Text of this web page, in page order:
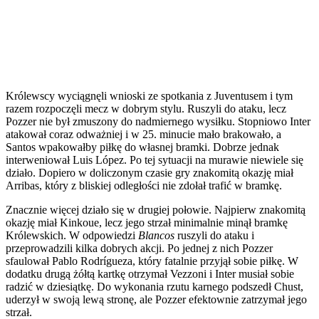
Królewscy wyciągnęli wnioski ze spotkania z Juventusem i tym
razem rozpoczęli mecz w dobrym stylu. Ruszyli do ataku, lecz
Pozzer nie był zmuszony do nadmiernego wysiłku. Stopniowo Inter
atakował coraz odważniej i w 25. minucie mało brakowało, a
Santos wpakowałby piłkę do własnej bramki. Dobrze jednak
interweniował Luis López. Po tej sytuacji na murawie niewiele się
działo. Dopiero w doliczonym czasie gry znakomitą okazję miał
Arribas, który z bliskiej odległości nie zdołał trafić w bramkę.
Znacznie więcej działo się w drugiej połowie. Najpierw znakomitą
okazję miał Kinkoue, lecz jego strzał minimalnie minął bramkę
Królewskich. W odpowiedzi Blancos ruszyli do ataku i
przeprowadzili kilka dobrych akcji. Po jednej z nich Pozzer
sfaulował Pablo Rodrígueza, który fatalnie przyjął sobie piłkę. W
dodatku drugą żółtą kartkę otrzymał Vezzoni i Inter musiał sobie
radzić w dziesiątkę. Do wykonania rzutu karnego podszedł Chust,
uderzył w swoją lewą stronę, ale Pozzer efektownie zatrzymał jego
strzał.